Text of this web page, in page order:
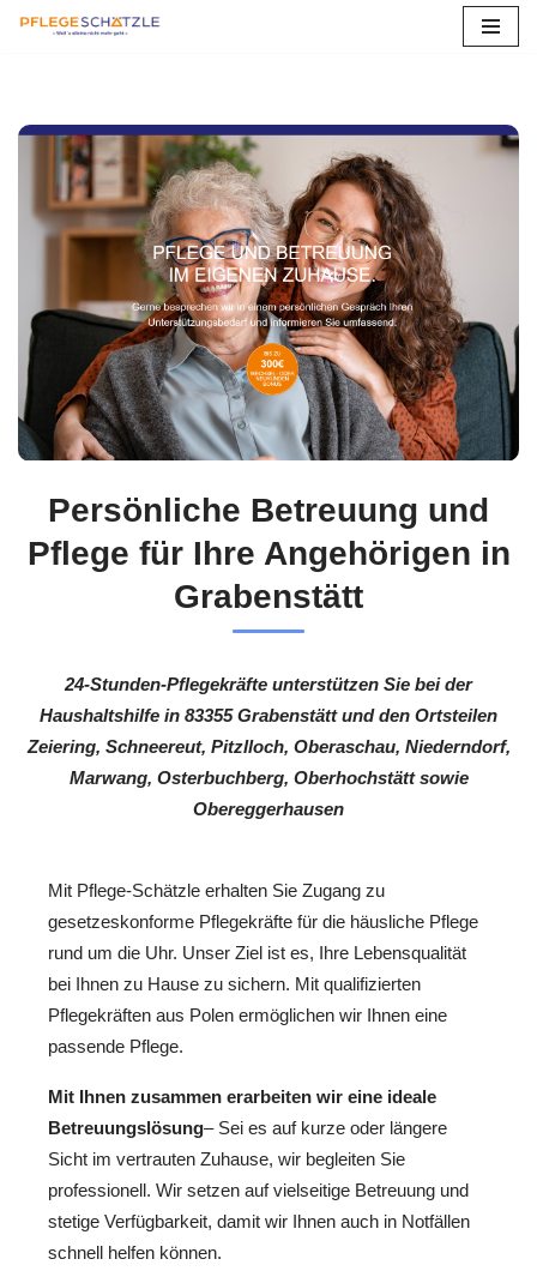
springen
Persönliche Betreuung und
Pflege für Ihre Angehörigen in
Grabenstätt
24-Stunden-Pflegekräfte unterstützen Sie bei der
Haushaltshilfe in 83355 Grabenstätt und den Ortsteilen
Zeiering, Schneereut, Pitzlloch, Oberaschau, Niederndorf,
Marwang, Osterbuchberg, Oberhochstätt sowie
Obereggerhausen
Mit Pflege-Schätzle erhalten Sie Zugang zu
gesetzeskonforme Pflegekräfte für die häusliche Pflege
rund um die Uhr. Unser Ziel ist es, Ihre Lebensqualität
bei Ihnen zu Hause zu sichern. Mit qualifizierten
Pflegekräften aus Polen ermöglichen wir Ihnen eine
passende Pflege.
Mit Ihnen zusammen erarbeiten wir eine ideale
Betreuungslösung– Sei es auf kurze oder längere
Sicht im vertrauten Zuhause, wir begleiten Sie
professionell. Wir setzen auf vielseitige Betreuung und
stetige Verfügbarkeit, damit wir Ihnen auch in Notfällen
schnell helfen können.